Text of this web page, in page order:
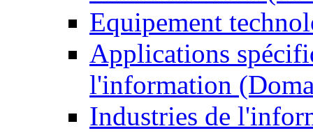
Equipement
Applications
l'information
Industries de